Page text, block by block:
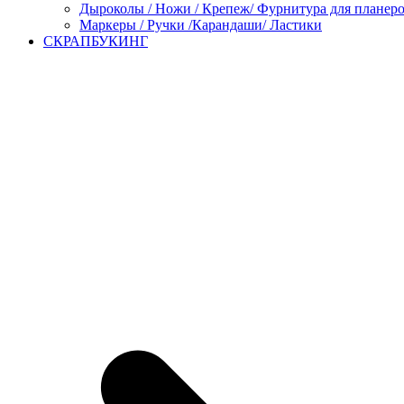
Дыроколы / Ножи / Крепеж/ Фурнитура для
Маркеры / Ручки /Карандаши/ Ластики
СКРАПБУКИНГ